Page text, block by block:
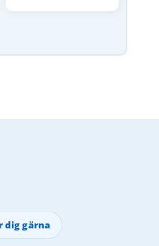
dig gärna